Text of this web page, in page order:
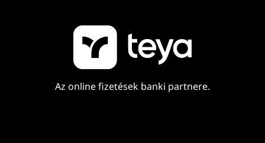
Az online fizetések banki partnere.